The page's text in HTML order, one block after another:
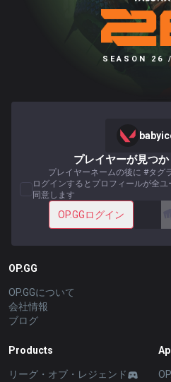
SEASON 26
プレイヤーが見つ
プレイヤーネームの後に #タグ
ログインするとプロフィールが全
同意します
OP.GGログイン
OP.GG
OP.GGについて
会社情報
ブログ
Products
リーグ・オブ・レジェンド